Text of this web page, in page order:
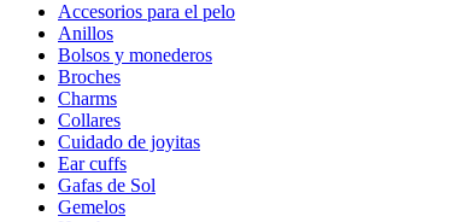
Accesorios para el pelo
Anillos
Bolsos y monederos
Broches
Charms
Collares
Cuidado de joyitas
Ear cuffs
Gafas de Sol
Gemelos